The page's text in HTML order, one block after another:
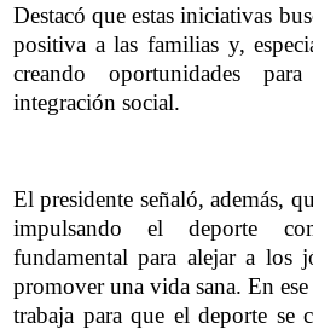
Destacó que estas iniciativas
positiva a las familias y,
creando oportunidades
integración social.
El presidente señaló, además,
impulsando el deporte
fundamental para alejar a los
promover una vida sana. En
trabaja para que el deporte se